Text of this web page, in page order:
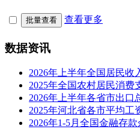
批量查看 查看更多
数据资讯
2026年上半年全国居民收
2025年全国农村居民消费
2026年上半年各省市出口
2025年河北省各市平均工
2026年1-5月全国金融存